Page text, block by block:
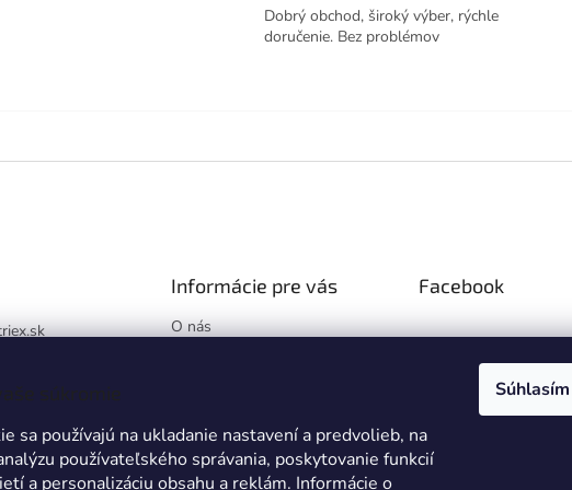
súkromie
sa používajú na ukladanie nastavení a predvolieb, na
používateľského správania, poskytovanie funkcií
a personalizáciu obsahu a reklám. Informácie o
Súhlasím
Dobrý obchod, široký výber, rýchle
doručenie. Bez problémov
Informácie pre vás
O nás
Podmienky ochrany
osobných údajov
Reklamácie a vrátenie tovaru
Facebook